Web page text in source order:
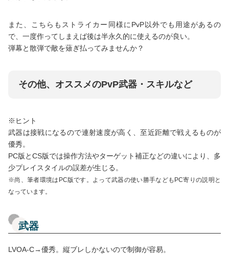
また、こちらもストライカー同様にPvP以外でも用途があるの
で、一度作ってしまえば後は半永久的に使えるのが良い。
弾幕と散弾で敵を薙ぎ払ってみませんか？
その他、オススメのPvP武器・スキルなど
※ヒント
武器は接戦になるので連射速度が高く、至近距離で戦えるものが
優秀。
PC版とCS版では操作方法やターゲット補正などの違いにより、多
少プレイスタイルの誤差が生じる。
※尚、筆者環境はPC版です。よって武器の使い勝手などもPC寄りの説明と
なっています。
武器
LVOA-C→優秀。縦ブレしかないので制御が容易。